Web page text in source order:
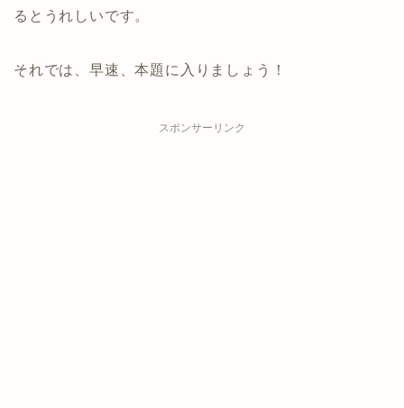
るとうれしいです。
それでは、早速、本題に入りましょう！
スポンサーリンク